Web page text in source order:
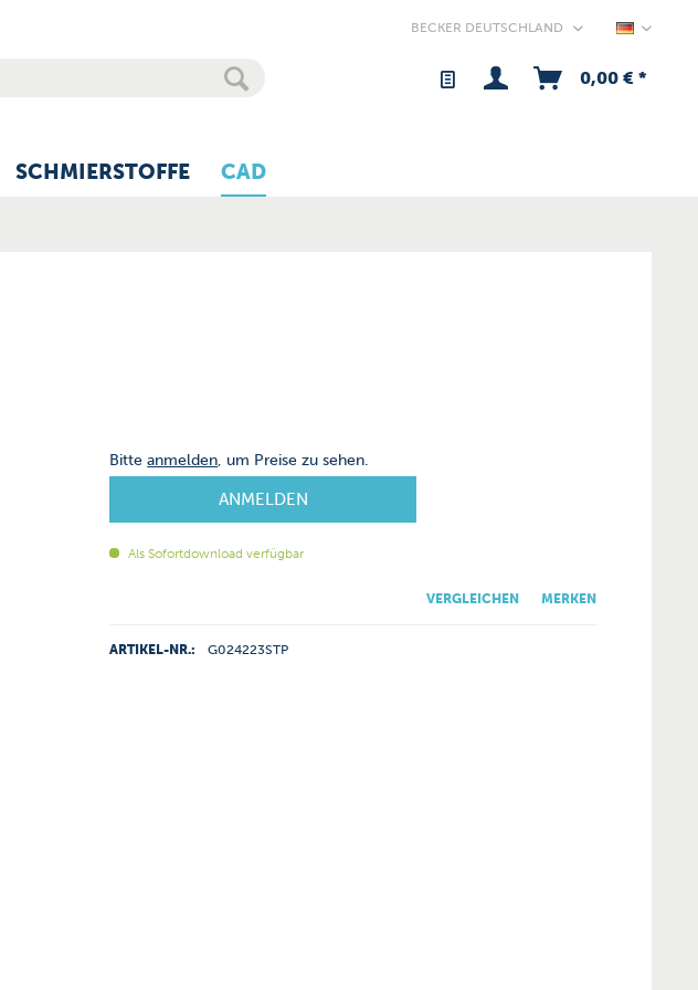
0,00 € *
SCHMIERSTOFFE CAD
Bitteanmelden, um Preise zu sehen.
ANMELDEN
Als Sofortdownload verfügbar
VERGLEICHEN MERKEN
ARTIKEL-NR.: G024223STP